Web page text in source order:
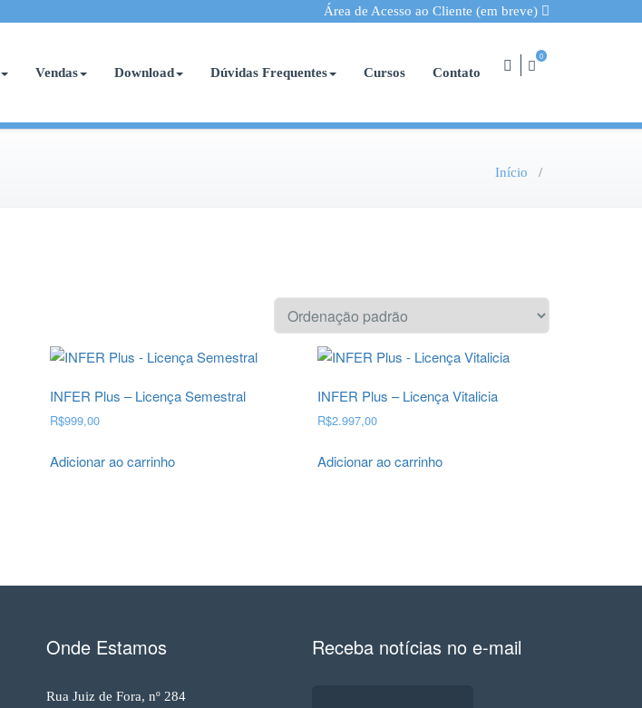
Área de Acesso ao Cliente (em breve)
Vendas Download Dúvidas Frequentes Cursos Contato
0
Início /
INFER Plus – Licença Semestral
R$999,00
Adicionar ao carrinho
INFER Plus – Licença Vitalicia
R$2.997,00
Adicionar ao carrinho
Onde Estamos
Rua Juiz de Fora, nº 284
Receba notícias no e-mail